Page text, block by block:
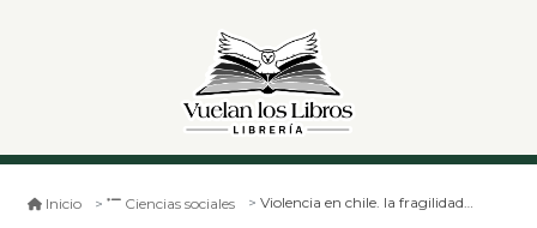
Inicio Ciencias sociales Violencia en chile. la fragilidad del orden social